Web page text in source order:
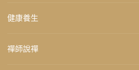
健康養生
禪師說禪